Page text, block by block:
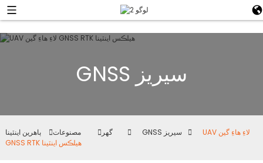
GNSS سيريز
گھر مصنوعات ٻاهرين اينٽينا GNSS سيريز
UAV لاءِ هاءِ گين
GNSS RTK هيلڪس اينٽينا